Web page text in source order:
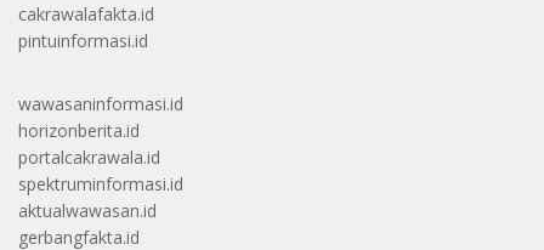
cakrawalafakta.id
pintuinformasi.id
wawasaninformasi.id
horizonberita.id
portalcakrawala.id
spektruminformasi.id
aktualwawasan.id
gerbangfakta.id